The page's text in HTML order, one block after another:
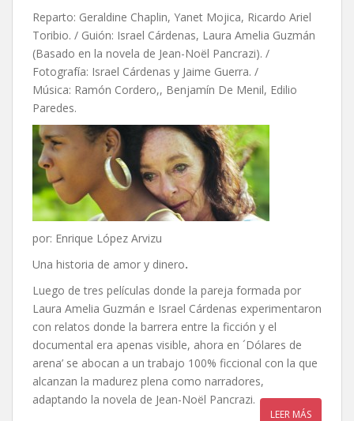
Reparto: Geraldine Chaplin, Yanet Mojica, Ricardo Ariel
Toribio. / Guión: Israel Cárdenas, Laura Amelia Guzmán
(Basado en la novela de Jean-Noël Pancrazi). /
Fotografía: Israel Cárdenas y Jaime Guerra. /
Música: Ramón Cordero,, Benjamín De Menil, Edilio
Paredes.
por: Enrique López Arvizu
Una historia de amor y dinero.
Luego de tres películas donde la pareja formada por
Laura Amelia Guzmán e Israel Cárdenas experimentaron
con relatos donde la barrera entre la ficción y el
documental era apenas visible, ahora en ´Dólares de
arena’ se abocan a un trabajo 100% ficcional con la que
alcanzan la madurez plena como narradores,
adaptando la novela de Jean-Noël Pancrazi.
LEER MÁS